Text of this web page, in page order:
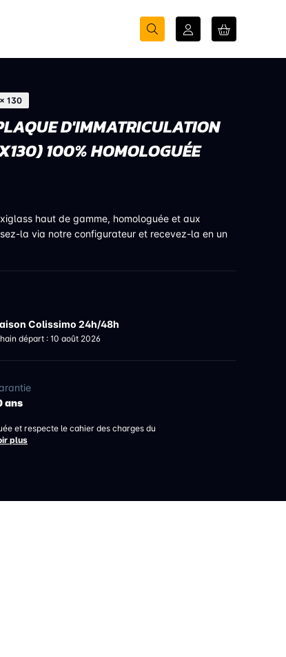
130
D'IMMATRICULATION
100% HOMOLOGUÉE
haut de gamme, homologuée et aux
la via notre configurateur et recevez-la en un
Colissimo 24h/48h
départ : 10 août 2026
ans
et respecte le cahier des charges du
plus